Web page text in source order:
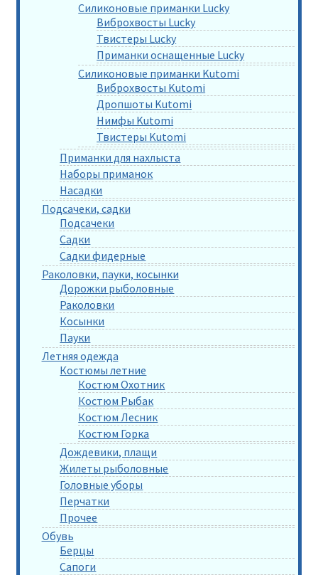
Силиконовые приманки Lucky
Виброхвосты Lucky
Твистеры Lucky
Приманки оснащенные Lucky
Силиконовые приманки Kutomi
Виброхвосты Kutomi
Дропшоты Kutomi
Нимфы Kutomi
Твистеры Kutomi
Приманки для нахлыста
Наборы приманок
Насадки
Подсачеки, садки
Подсачеки
Садки
Садки фидерные
Раколовки, пауки, косынки
Дорожки рыболовные
Раколовки
Косынки
Пауки
Летняя одежда
Костюмы летние
Костюм Охотник
Костюм Рыбак
Костюм Лесник
Костюм Горка
Дождевики, плащи
Жилеты рыболовные
Головные уборы
Перчатки
Прочее
Обувь
Берцы
Сапоги